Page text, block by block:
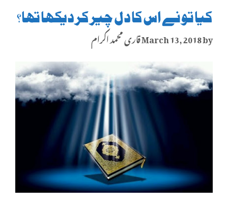
کیا تو نے اس کا دل چیر کر دیکھا تھا؟
March 13, 2018by قاری محمد اکرام